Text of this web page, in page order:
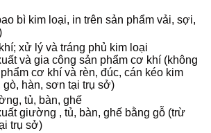
bì kim loại, in trên sản phẩm vải, sợi,
xử lý và tráng phủ kim loại
và gia công sản phẩm cơ khí (không
cơ khí và rèn, đúc, cán kéo kim
gò, hàn, sơn tại trụ sở)
tủ, bàn, ghế
giường , tủ, bàn, ghế bằng gỗ (trừ
trụ sở)